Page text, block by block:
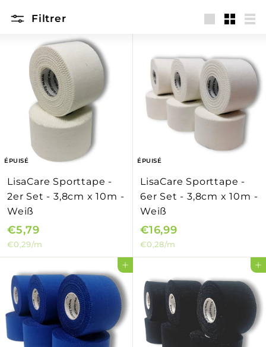
Filtrer
ÉPUISÉ
LisaCare Sporttape -
2er Set - 3,8cm x 10m -
Weiß
€5,79
5
7
9
€0,29/m
ÉPUISÉ
LisaCare Sporttape -
6er Set - 3,8cm x 10m -
Weiß
€16,99
,
€0,28/m
Ajouter au panier Ajouter au panier